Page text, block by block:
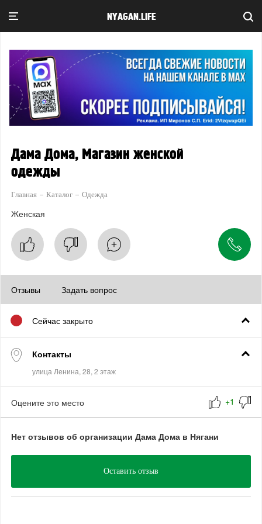
NYAGAN.LIFE
Дама Дома, Магазин женской
одежды
Главная Каталог Одежда
Женская
Отзывы Задать вопрос
Сейчас закрыто
Контакты
Оцените это место
Нет отзывов об организации Дама Дома в Нягани
Оставить отзыв